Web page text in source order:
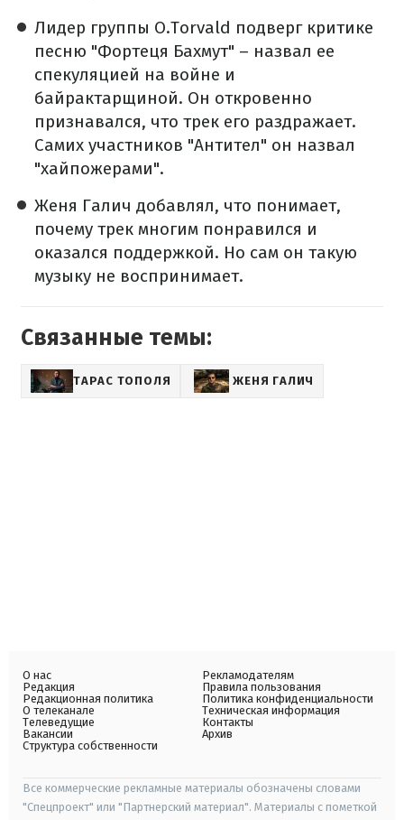
Лидер группы O.Torvald подверг критике
песню "Фортеця Бахмут" – назвал ее
спекуляцией на войне и
байрактарщиной. Он откровенно
признавался, что трек его раздражает.
Самих участников "Антител" он назвал
"хайпожерами".
Женя Галич добавлял, что понимает,
почему трек многим понравился и
оказался поддержкой. Но сам он такую
музыку не воспринимает.
Связанные темы:
ТАРАС ТОПОЛЯ ЖЕНЯ ГАЛИЧ
О нас
Редакция
Редакционная политика
О телеканале
Телеведущие
Вакансии
Структура собственности
Рекламодателям
Правила пользования
Политика конфиденциальности
Техническая информация
Контакты
Архив
Все коммерческие рекламные материалы обозначены словами
"Спецпроект" или "Партнерский материал". Материалы с пометкой